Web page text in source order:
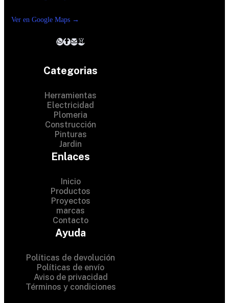
Ver en Google Maps →
Categorias
Herramientas
Electricidad
Plomeria
Construcción
Pinturas
Jardin
Enlaces
Inicio
Productos
Proyectos
marcas
Contacto
Ayuda
Políticas de devolución
Políticas de envío
Aviso de privacidad
Términos y condiciones